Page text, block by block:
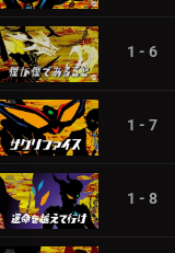
1 - 6
1 - 7
1 - 8